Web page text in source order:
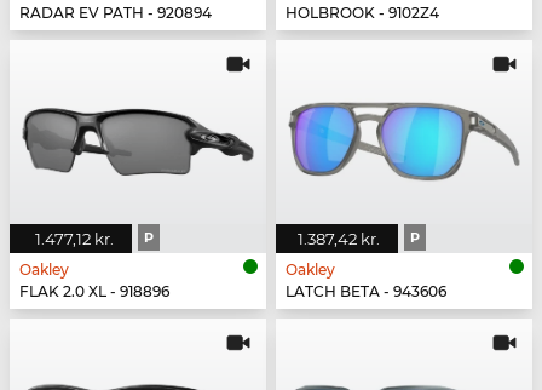
RADAR EV PATH - 920894
HOLBROOK - 9102Z4
1.477,12 kr. P
Oakley
FLAK 2.0 XL - 918896
1.387,42 kr. P
Oakley
LATCH BETA - 943606